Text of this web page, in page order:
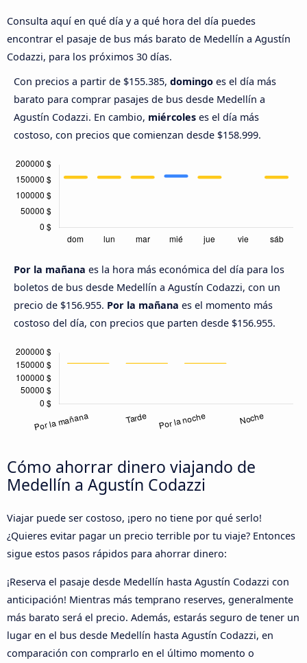
Consulta aquí en qué día y a qué hora del día puedes
encontrar el pasaje de bus más barato de Medellín a Agustín
Codazzi, para los próximos 30 días.
Con precios a partir de $155.385, domingo es el día más
barato para comprar pasajes de bus desde Medellín a
Agustín Codazzi. En cambio, miércoles es el día más
costoso, con precios que comienzan desde $158.999.
Por la mañana es la hora más económica del día para los
boletos de bus desde Medellín a Agustín Codazzi, con un
precio de $156.955. Por la mañana es el momento más
costoso del día, con precios que parten desde $156.955.
Cómo ahorrar dinero viajando de
Medellín a Agustín Codazzi
Viajar puede ser costoso, ¡pero no tiene por qué serlo!
¿Quieres evitar pagar un precio terrible por tu viaje? Entonces
sigue estos pasos rápidos para ahorrar dinero:
¡Reserva el pasaje desde Medellín hasta Agustín Codazzi con
anticipación! Mientras más temprano reserves, generalmente
más barato será el precio. Además, estarás seguro de tener un
lugar en el bus desde Medellín hasta Agustín Codazzi, en
comparación con comprarlo en el último momento o